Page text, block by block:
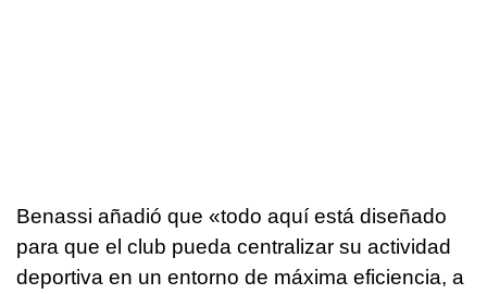
Benassi añadió que «todo aquí está diseñado
para que el club pueda centralizar su actividad
deportiva en un entorno de máxima eficiencia, a